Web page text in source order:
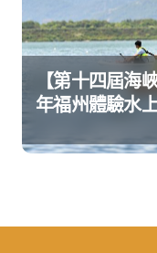
【第十四屆海
年福州體驗水